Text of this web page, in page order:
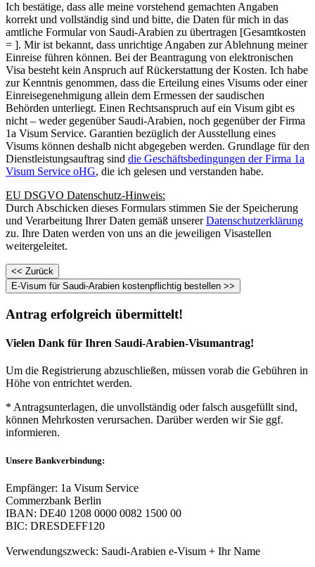
Ich bestätige, dass alle meine vorstehend gemachten Angaben
korrekt und vollständig sind und bitte, die Daten für mich in das
amtliche Formular von Saudi-Arabien zu übertragen [Gesamtkosten
= ]. Mir ist bekannt, dass unrichtige Angaben zur Ablehnung meiner
Einreise führen können. Bei der Beantragung von elektronischen
Visa besteht kein Anspruch auf Rückerstattung der Kosten. Ich habe
zur Kenntnis genommen, dass die Erteilung eines Visums oder einer
Einreisegenehmigung allein dem Ermessen der saudischen
Behörden unterliegt. Einen Rechtsanspruch auf ein Visum gibt es
nicht – weder gegenüber Saudi-Arabien, noch gegenüber der Firma
1a Visum Service. Garantien bezüglich der Ausstellung eines
Visums können deshalb nicht abgegeben werden. Grundlage für den
Dienstleistungsauftrag sind die Geschäftsbedingungen der Firma 1a
Visum Service oHG, die ich gelesen und verstanden habe.
EU DSGVO Datenschutz-Hinweis:
Durch Abschicken dieses Formulars stimmen Sie der Speicherung
und Verarbeitung Ihrer Daten gemäß unsererDatenschutzerklärung
zu. Ihre Daten werden von uns an die jeweiligen Visastellen
weitergeleitet.
Antrag erfolgreich übermittelt!
Vielen Dank für Ihren Saudi-Arabien-Visumantrag!
Um die Registrierung abzuschließen, müssen vorab die Gebühren in
Höhe von entrichtet werden.
* Antragsunterlagen, die unvollständig oder falsch ausgefüllt sind,
können Mehrkosten verursachen. Darüber werden wir Sie ggf.
informieren.
Unsere Bankverbindung:
Empfänger: 1a Visum Service
Commerzbank Berlin
IBAN: DE40 1208 0000 0082 1500 00
BIC: DRESDEFF120
Verwendungszweck: Saudi-Arabien e-Visum + Ihr Name